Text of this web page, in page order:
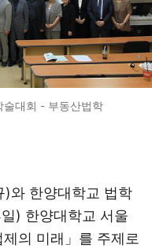
대회 - 부동산법학
)와 한양대학교 법학
) 한양대학교 서울
의 미래」를 주제로